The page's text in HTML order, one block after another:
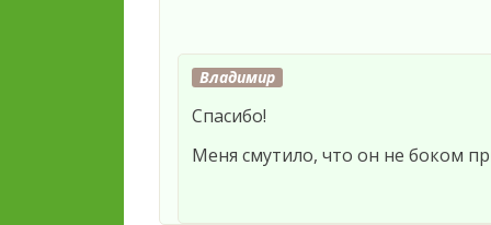
Владимир
Спасибо!
Меня смутило, что он не боком